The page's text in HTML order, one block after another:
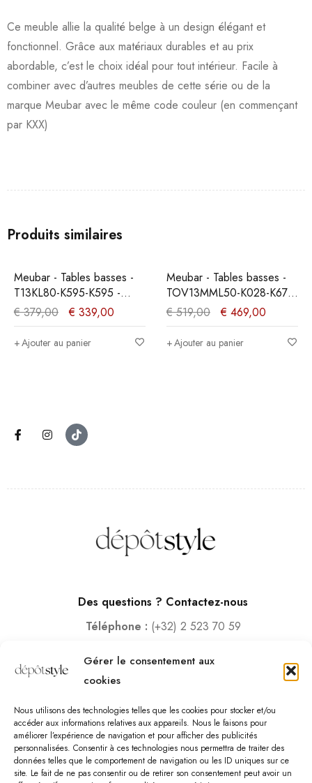
Gérer le consentement aux
cookies
Nous utilisons des technologies telles que les cookies pour stocker et/ou
accéder aux informations relatives aux appareils. Nous le faisons pour
améliorer l’expérience de navigation et pour afficher des publicités
personnalisées. Consentir à ces technologies nous permettra de traiter des
données telles que le comportement de navigation ou les ID uniques sur ce
site. Le fait de ne pas consentir ou de retirer son consentement peut avoir un
Ce meuble allie la qualité belge à un design élégant et
fonctionnel. Grâce aux matériaux durables et au prix
abordable, c’est le choix idéal pour tout intérieur. Facile à
combiner avec d’autres meubles de cette série ou de la
marque Meubar avec le même code couleur (en commençant
par KXX)
Produits similaires
PROMO
Meubar - Tables basses -
T13KL80-K595-K595 -
Orme Naturel -
135x43x68cm
€379,00 € 339,00
Ajouter au panier
PROMO
Meubar - Tables basses -
TOV13MML50-K028-K670
- Vieux teck -
196x76x100cm
€519,00 € 469,00
Ajouter au panier
Des questions ? Contactez-nous
Téléphone : (+32) 2 523 70 59
Adresse : Rue des Deux Gares 6, 1070 Bruxelles
Lundi – Samedi :10:00 – 18:30
Vendredi :10:00-13:00 – 15:00 -18:30
Dimanche :12:00-18:00